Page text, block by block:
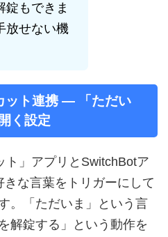
錠もできま
放せない機
ット連携 — 「ただい
く設定
ト」アプリとSwitchBotア
な言葉をトリガーにして
。「ただいま」という言
解錠する」という動作を